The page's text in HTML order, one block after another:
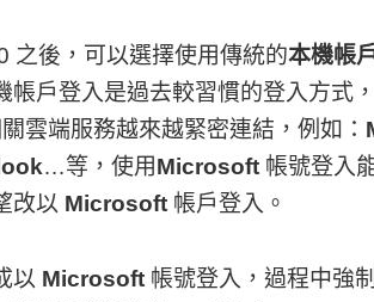
之後，可以選擇使用傳統的本機帳
帳戶登入是過去較習慣的登入方式
雲端服務越來越緊密連結，例如：
…等，使用Microsoft 帳號登入
改以 Microsoft 帳戶登入。
以 Microsoft 帳號登入，過程中強